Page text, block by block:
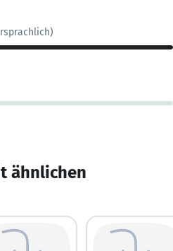
ähnlichen